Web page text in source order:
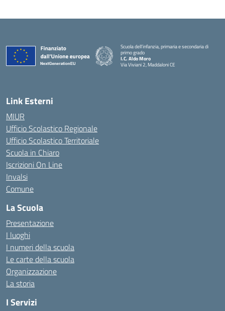
Scuola dell’infanzia, primaria e secondaria di
primo grado
I.C. Aldo Moro
Via Viviani 2, Maddaloni CE
Link Esterni
MIUR
Ufficio Scolastico Regionale
Ufficio Scolastico Territoriale
Scuola in Chiaro
Iscrizioni On Line
Invalsi
Comune
La Scuola
Presentazione
I luoghi
I numeri della scuola
Le carte della scuola
Organizzazione
La storia
I Servizi